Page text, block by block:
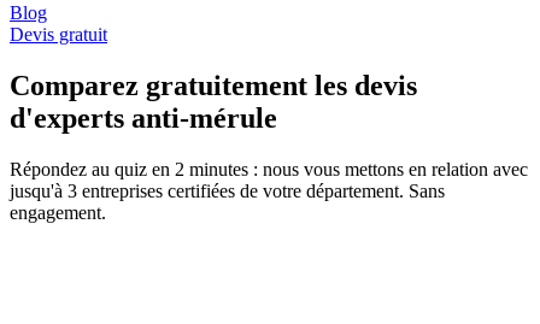
Blog
Devis gratuit
Comparez gratuitement les devis
d'experts anti-mérule
Répondez au quiz en 2 minutes : nous vous mettons en relation avec
jusqu'à 3 entreprises certifiées de votre département. Sans
engagement.